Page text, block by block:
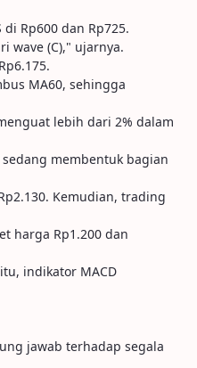
Rp600 dan Rp725.
wave (C)," ujarnya.
MA60, sehingga
lebih dari 2% dalam
membentuk bagian
Kemudian, trading
harga Rp1.200 dan
indikator MACD
jawab terhadap segala